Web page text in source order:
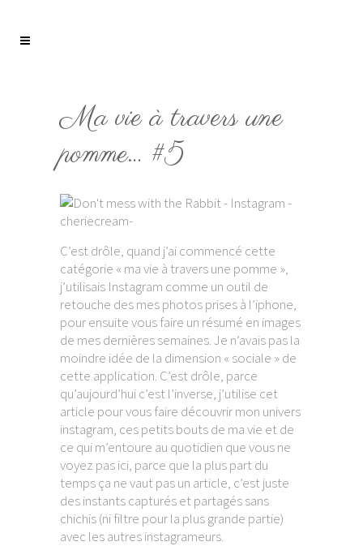
Ma vie à travers une
pomme… #5
C’est drôle, quand j’ai commencé cette
catégorie « ma vie à travers une pomme »,
j’utilisais Instagram comme un outil de
retouche des mes photos prises à l’iphone,
pour ensuite vous faire un résumé en images
de mes dernières semaines. Je n’avais pas la
moindre idée de la dimension « sociale » de
cette application. C’est drôle, parce
qu’aujourd’hui c’est l’inverse, j’utilise cet
article pour vous faire découvrir mon univers
instagram, ces petits bouts de ma vie et de
ce qui m’entoure au quotidien que vous ne
voyez pas ici, parce que la plus part du
temps ça ne vaut pas un article, c’est juste
des instants capturés et partagés sans
chichis (ni filtre pour la plus grande partie)
avec les autres instagrameurs.